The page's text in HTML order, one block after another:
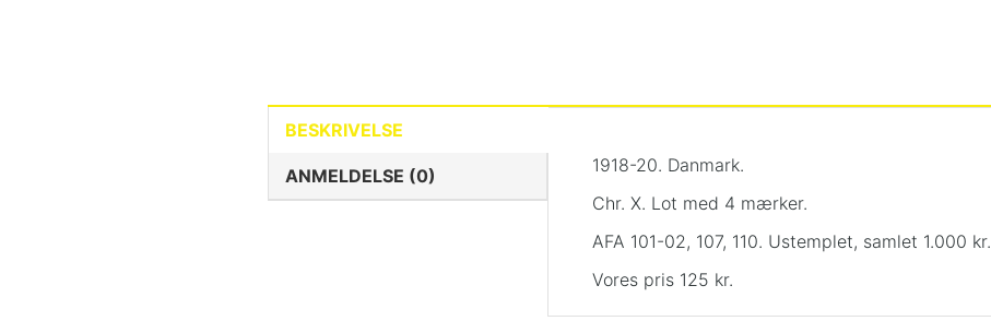
BESKRIVELSE
ANMELDELSE (0)
1918-20. Danmark.
Chr. X. Lot med 4 mærker.
AFA 101-02, 107, 110. Ustemplet, samlet 1.000 kr.
Vores pris 125 kr.